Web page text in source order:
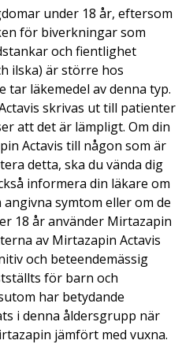
under 18 år, eftersom
för biverkningar som
och fientlighet
ilska) är större hos
tar läkemedel av denna typ.
skrivas ut till patienter
att det är lämpligt. Om din
Actavis till någon som är
detta, ska du vända dig
informera din läkare om
symtom eller om de
18 år använder Mirtazapin
av Mirtazapin Actavis
och beteendemässig
för barn och
har betydande
i denna åldersgrupp när
jämfört med vuxna.